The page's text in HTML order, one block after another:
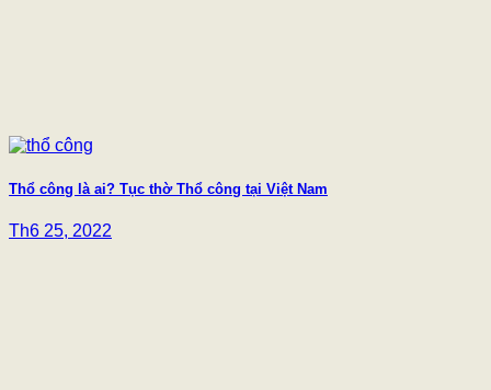
Thổ công là ai? Tục thờ Thổ công tại Việt Nam
Th6 25, 2022